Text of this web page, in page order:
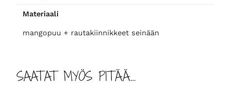
Materiaali
mangopuu + rautakiinnikkeet seinään
SAATAT MYÖS PITÄÄ…